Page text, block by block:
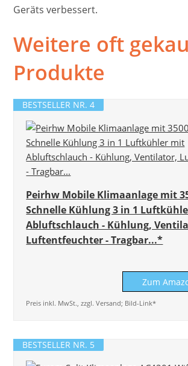
Geräts verbessert.
Weitere oft
Produkte
BESTSELLER NR. 4
Peirhw Mobile Klimaanlage mit
Schnelle Kühlung 3 in 1
Abluftschlauch - Kühlung,
Luftentfeuchter - Tragbar...*
Zum
Preis inkl. MwSt., zzgl. Versand; Bild-Link*
BESTSELLER NR. 5